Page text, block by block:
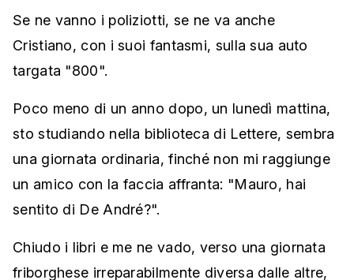
Se ne vanno i poliziotti, se ne va anche
Cristiano, con i suoi fantasmi, sulla sua auto
targata "800".
Poco meno di un anno dopo, un lunedì mattina,
sto studiando nella biblioteca di Lettere, sembra
una giornata ordinaria, finché non mi raggiunge
un amico con la faccia affranta: "Mauro, hai
sentito di De André?".
Chiudo i libri e me ne vado, verso una giornata
friborghese irreparabilmente diversa dalle altre,